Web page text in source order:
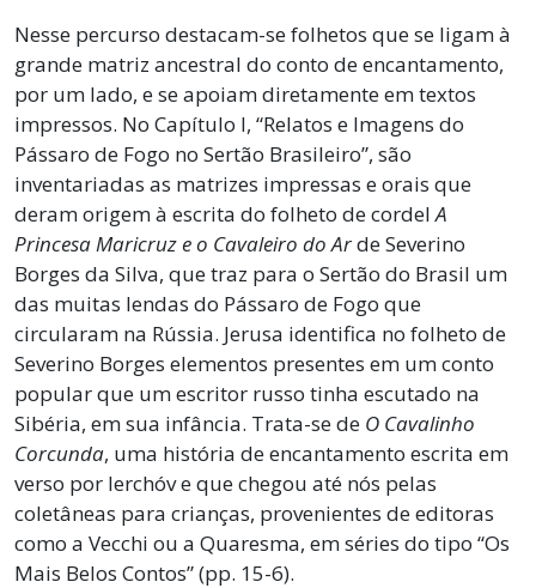
Nesse percurso destacam-se folhetos que se ligam à
grande matriz ancestral do conto de encantamento,
por um lado, e se apoiam diretamente em textos
impressos. No Capítulo I, “Relatos e Imagens do
Pássaro de Fogo no Sertão Brasileiro”, são
inventariadas as matrizes impressas e orais que
deram origem à escrita do folheto de cordelA
Princesa Maricruz e o Cavaleiro do Arde Severino
Borges da Silva, que traz para o Sertão do Brasil um
das muitas lendas do Pássaro de Fogo que
circularam na Rússia. Jerusa identifica no folheto de
Severino Borges elementos presentes em um conto
popular que um escritor russo tinha escutado na
Sibéria, em sua infância. Trata-se de O Cavalinho
Corcunda, uma história de encantamento escrita em
verso por Ierchóv e que chegou até nós pelas
coletâneas para crianças, provenientes de editoras
como a Vecchi ou a Quaresma, em séries do tipo “Os
Mais Belos Contos” (pp. 15-6).